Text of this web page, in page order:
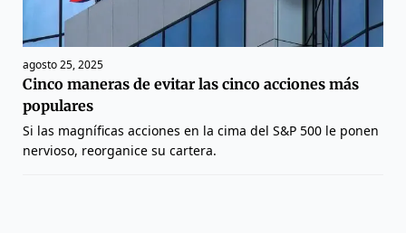
agosto 25, 2025
Cinco maneras de evitar las cinco acciones más
populares
Si las magníficas acciones en la cima del S&P 500 le ponen
nervioso, reorganice su cartera.